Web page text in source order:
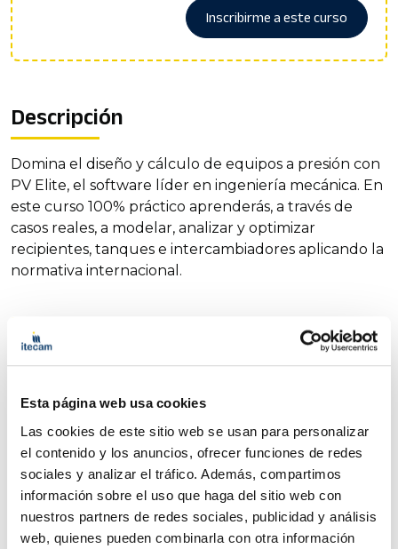
Esta página web usa cookies
Las cookies de este sitio web se usan para personalizar
el contenido y los anuncios, ofrecer funciones de redes
sociales y analizar el tráfico. Además, compartimos
información sobre el uso que haga del sitio web con
nuestros partners de redes sociales, publicidad y análisis
web, quienes pueden combinarla con otra información
Inscribirme a este curso
Descripción
Domina el diseño y cálculo de equipos a presión con
PV Elite, el software líder en ingeniería mecánica. En
este curso 100% práctico aprenderás, a través de
casos reales, a modelar, analizar y optimizar
recipientes, tanques e intercambiadores aplicando la
normativa internacional.
Objetivos
Programa
Lugar Más información
El objetivo de este curso es capacitar a los
participantes en el uso práctico de PV ELITE
para el diseño y cálculo de equipos a presión,
aplicando la normativa internacional vigente.
Durante las 16 horas de formación se trabajará
con ejemplos reales que permitirán
comprender el manejo del software, optimizar